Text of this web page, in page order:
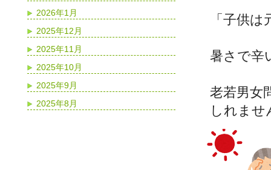
「子供
暑さで辛
老若男女
しれませ
2026年1月
2025年12月
2025年11月
2025年10月
2025年9月
2025年8月